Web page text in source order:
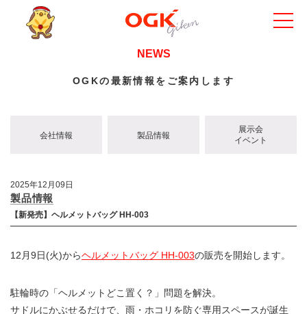
NEWS
OGKの最新情報をご案内します
会社情報 製品情報
展示会
イベント
2025年12月09日
製品情報
【新発売】ヘルメットバッグ HH-003
12月9日(火)からヘルメットバッグ HH-003の販売を開始します。
駐輪時の「ヘルメットどこ置く？」問題を解決。
サドルにかぶせるだけで、雨・ホコリを防ぐ専用スペースが誕生